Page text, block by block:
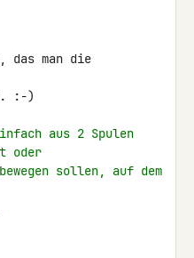
das man die
:-)
aus 2 Spulen
oder
sollen, auf dem